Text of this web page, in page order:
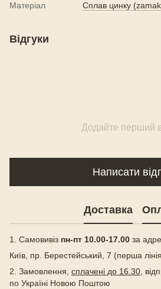
Матеріал
Сплав цинку
Відгуки
Додайте перший
Написати
Доставка
1. Самовивіз пн-пт 10.00-17.00 за
Київ, пр. Берестейський, 7 (перша
2. Замовлення, сплачені до 16.30,
по Україні Новою Поштою